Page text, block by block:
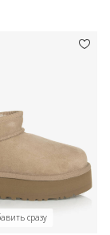
сразу